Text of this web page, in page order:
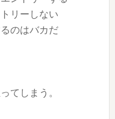
リーしない
のはバカだ
てしまう 。